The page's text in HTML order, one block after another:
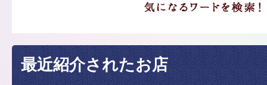
最近紹介されたお店